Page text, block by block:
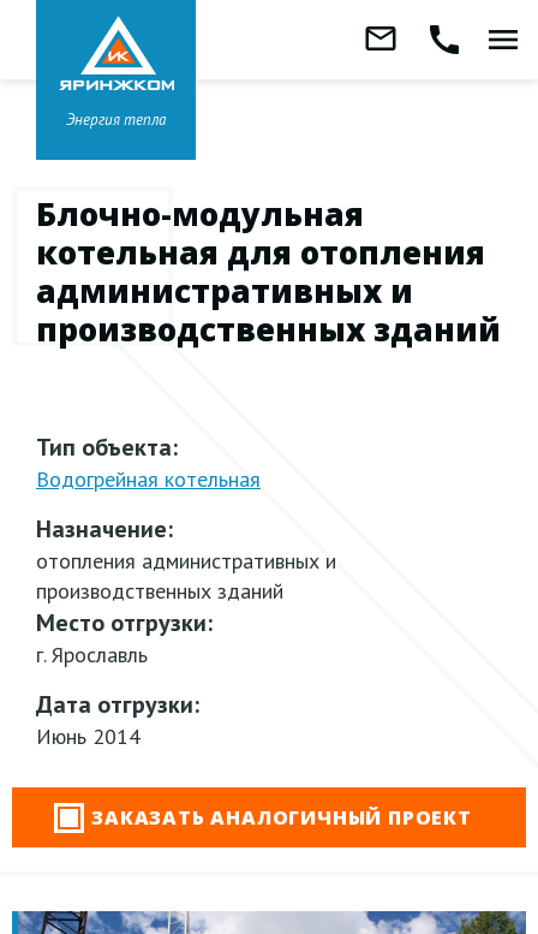
Заказать
Звонок бесплатный
8 800 333-99-01
Головной офис вЯрославле
+7 (4852) 67-96-00
Энергия тепла
mail_outline call menu
Блочно-модульная
котельная для отопления
административных и
производственных зданий
Тип объекта:
Водогрейная котельная
Назначение:
отопления административных и
производственных зданий
Место отгрузки:
г. Ярославль
Дата отгрузки:
Июнь 2014
ЗАКАЗАТЬ АНАЛОГИЧНЫЙ ПРОЕКТ